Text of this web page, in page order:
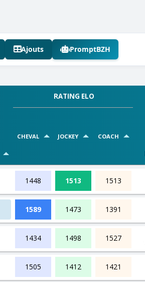
Ajouts PromptBZH
RATING ELO
CHEVAL JOCKEY COACH
1448 1513 1513
1589 1473 1391
1434 1498 1527
1505 1412 1421